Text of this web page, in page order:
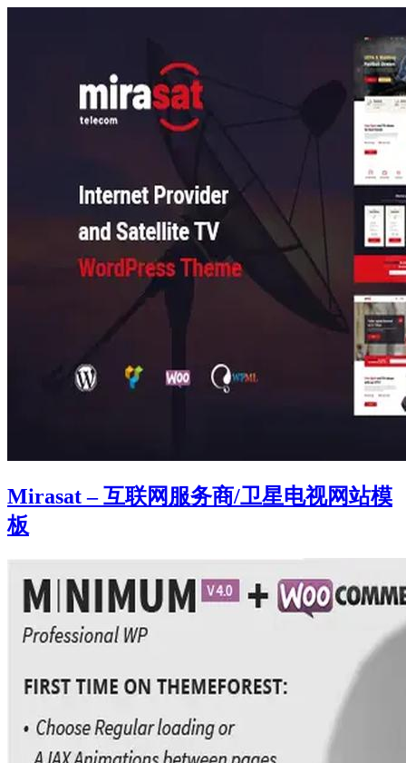
Mirasat – 互联网服务商/卫星电视网站模
板